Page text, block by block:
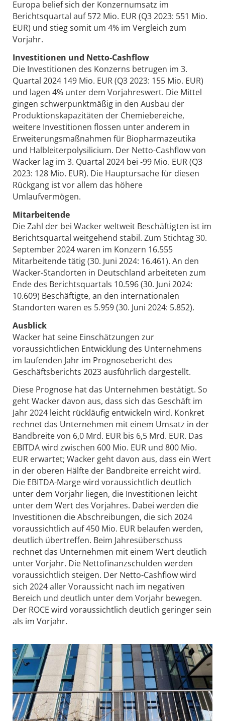
Europa belief sich der Konzernumsatz im
Berichtsquartal auf 572 Mio. EUR (Q3 2023: 551 Mio.
EUR) und stieg somit um 4% im Vergleich zum
Vorjahr.
Investitionen und Netto-Cashflow
Die Investitionen des Konzerns betrugen im 3.
Quartal 2024 149 Mio. EUR (Q3 2023: 155 Mio. EUR)
und lagen 4% unter dem Vorjahreswert. Die Mittel
gingen schwerpunktmäßig in den Ausbau der
Produktionskapazitäten der Chemiebereiche,
weitere Investitionen flossen unter anderem in
Erweiterungsmaßnahmen für Biopharmazeutika
und Halbleiterpolysilicium. Der Netto-Cashflow von
Wacker lag im 3. Quartal 2024 bei -99 Mio. EUR (Q3
2023: 128 Mio. EUR). Die Hauptursache für diesen
Rückgang ist vor allem das höhere
Umlaufvermögen.
Mitarbeitende
Die Zahl der bei Wacker weltweit Beschäftigten ist im
Berichtsquartal weitgehend stabil. Zum Stichtag 30.
September 2024 waren im Konzern 16.555
Mitarbeitende tätig (30. Juni 2024: 16.461). An den
Wacker-Standorten in Deutschland arbeiteten zum
Ende des Berichtsquartals 10.596 (30. Juni 2024:
10.609) Beschäftigte, an den internationalen
Standorten waren es 5.959 (30. Juni 2024: 5.852).
Ausblick
Wacker hat seine Einschätzungen zur
voraussichtlichen Entwicklung des Unternehmens
im laufenden Jahr im Prognosebericht des
Geschäftsberichts 2023 ausführlich dargestellt.
Diese Prognose hat das Unternehmen bestätigt. So
geht Wacker davon aus, dass sich das Geschäft im
Jahr 2024 leicht rückläufig entwickeln wird. Konkret
rechnet das Unternehmen mit einem Umsatz in der
Bandbreite von 6,0 Mrd. EUR bis 6,5 Mrd. EUR. Das
EBITDA wird zwischen 600 Mio. EUR und 800 Mio.
EUR erwartet; Wacker geht davon aus, dass ein Wert
in der oberen Hälfte der Bandbreite erreicht wird.
Die EBITDA-Marge wird voraussichtlich deutlich
unter dem Vorjahr liegen, die Investitionen leicht
unter dem Wert des Vorjahres. Dabei werden die
Investitionen die Abschreibungen, die sich 2024
voraussichtlich auf 450 Mio. EUR belaufen werden,
deutlich übertreffen. Beim Jahresüberschuss
rechnet das Unternehmen mit einem Wert deutlich
unter Vorjahr. Die Nettofinanzschulden werden
voraussichtlich steigen. Der Netto-Cashflow wird
sich 2024 aller Voraussicht nach im negativen
Bereich und deutlich unter dem Vorjahr bewegen.
Der ROCE wird voraussichtlich deutlich geringer sein
als im Vorjahr.